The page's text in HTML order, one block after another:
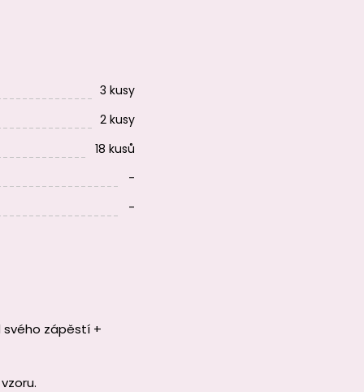
3 kusy
2 kusy
18 kusů
-
-
zápěstí +